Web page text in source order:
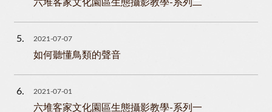
六堆客家文化園區生態攝影教學-系列二
5 2021-07-07
如何聽懂鳥類的聲音
6 2021-07-01
六堆客家文化園區生態攝影教學-系列一